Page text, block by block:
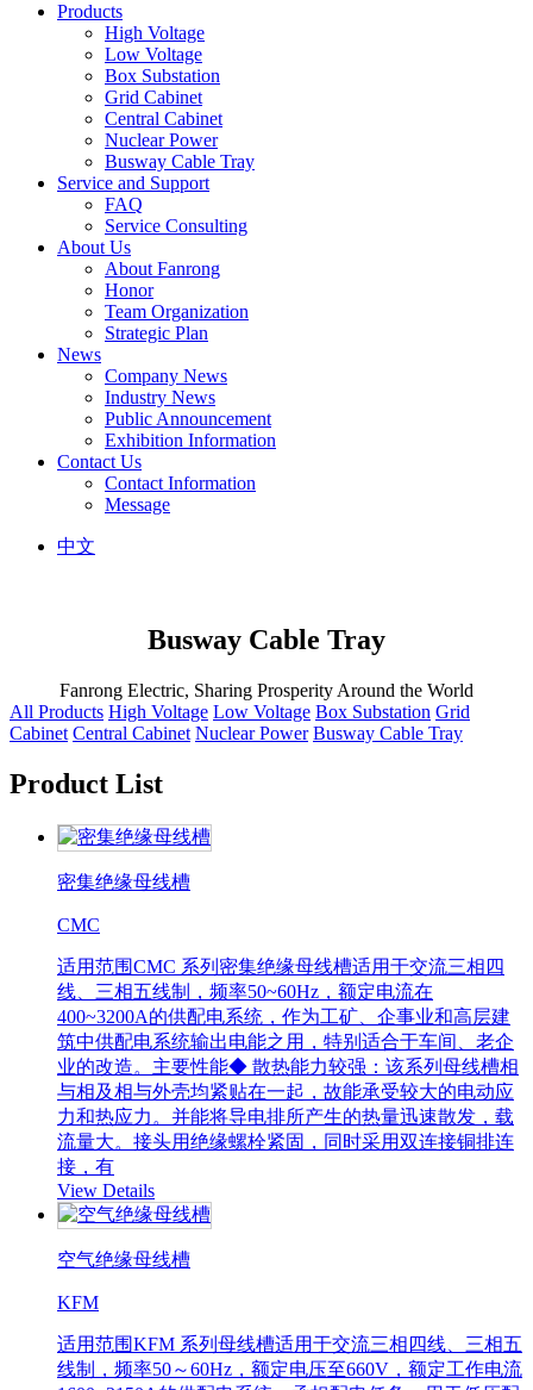
Products
High Voltage
Low Voltage
Box Substation
Grid Cabinet
Central Cabinet
Nuclear Power
Busway Cable Tray
Service and Support
FAQ
Service Consulting
About Us
About Fanrong
Honor
Team Organization
Strategic Plan
News
Company News
Industry News
Public Announcement
Exhibition Information
Contact Us
Contact Information
Message
中文
Busway Cable Tray
Fanrong Electric, Sharing Prosperity Around the World
All Products High Voltage Low Voltage Box Substation Grid
Cabinet Central Cabinet Nuclear Power Busway Cable Tray
Product List
密集绝缘母线槽
CMC
适用范围CMC 系列密集绝缘母线槽适用于交流三相四
线、三相五线制，频率50~60Hz，额定电流在
400~3200A的供配电系统，作为工矿、企事业和高层建
筑中供配电系统输出电能之用，特别适合于车间、老企
业的改造。主要性能◆ 散热能力较强：该系列母线槽相
与相及相与外壳均紧贴在一起，故能承受较大的电动应
力和热应力。并能将导电排所产生的热量迅速散发，载
流量大。接头用绝缘螺栓紧固，同时采用双连接铜排连
接，有
View Details
空气绝缘母线槽
KFM
适用范围KFM 系列母线槽适用于交流三相四线、三相五
线制，频率50～60Hz，额定电压至660V，额定工作电流